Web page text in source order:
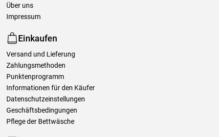
Über uns
Impressum
Einkaufen
Versand und Lieferung
Zahlungsmethoden
Punktenprogramm
Informationen für den Käufer
Datenschutzeinstellungen
Geschäftsbedingungen
Pflege der Bettwäsche